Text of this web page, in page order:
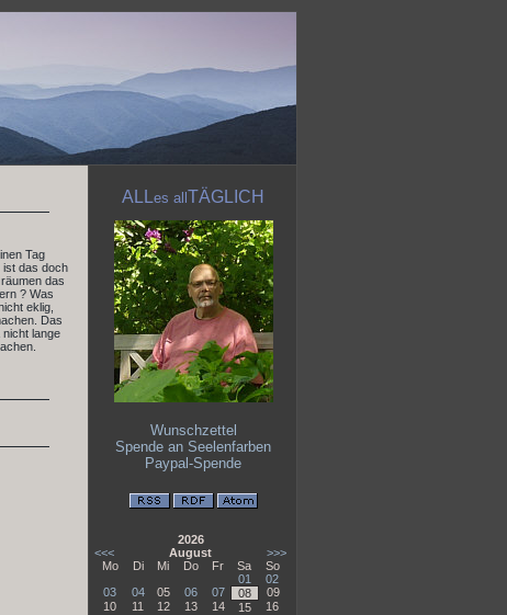
Tag
ist das doch
das
? Was
eklig,
Das
nicht lange
ALLes all TÄGLICH
Wunschzettel
Spende an Seelenfarben
Paypal-Spende
2026
<<<
August
>>>
Mo
Di Mi Do Fr Sa
So
01
02
03
04 05 06 07 08
09
10
11 12 13 14 15
16